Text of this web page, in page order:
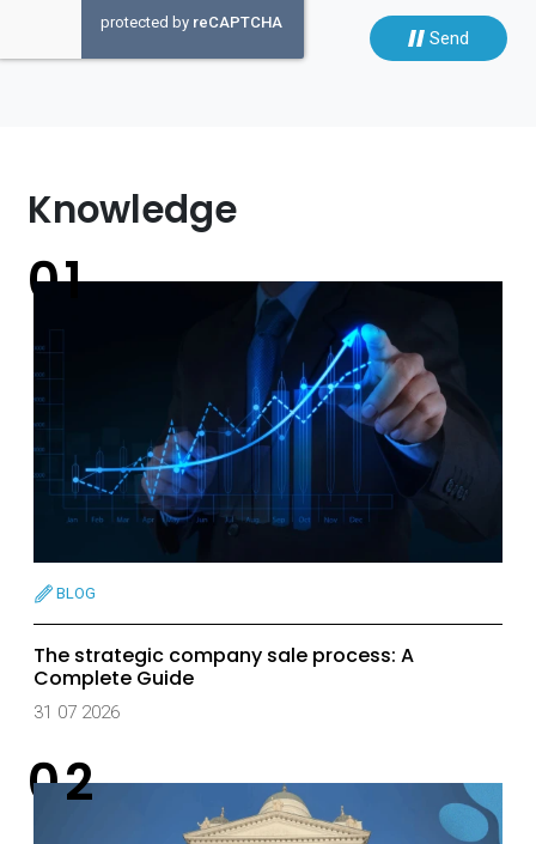
Send
Knowledge
BLOG
The strategic company sale process: A
Complete Guide
31 07 2026